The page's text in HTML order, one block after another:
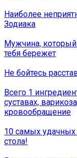
Наиболее
Зодиака
Мужчина, который
тебя бережет
Не бойтесь
Всего 1
суставах,
кровообращение
10 самых удачных
стола!